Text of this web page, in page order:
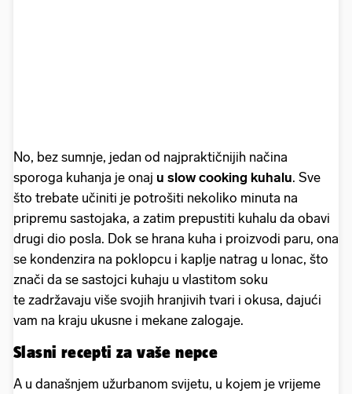
No, bez sumnje, jedan od najpraktičnijih načina
sporoga kuhanja je onaj u slow cooking kuhalu. Sve
što trebate učiniti je potrošiti nekoliko minuta na
pripremu sastojaka, a zatim prepustiti kuhalu da obavi
drugi dio posla. Dok se hrana kuha i proizvodi paru, ona
se kondenzira na poklopcu i kaplje natrag u lonac, što
znači da se sastojci kuhaju u vlastitom soku
te zadržavaju više svojih hranjivih tvari i okusa, dajući
vam na kraju ukusne i mekane zalogaje.
Slasni recepti za vaše nepce
A u današnjem užurbanom svijetu, u kojem je vrijeme